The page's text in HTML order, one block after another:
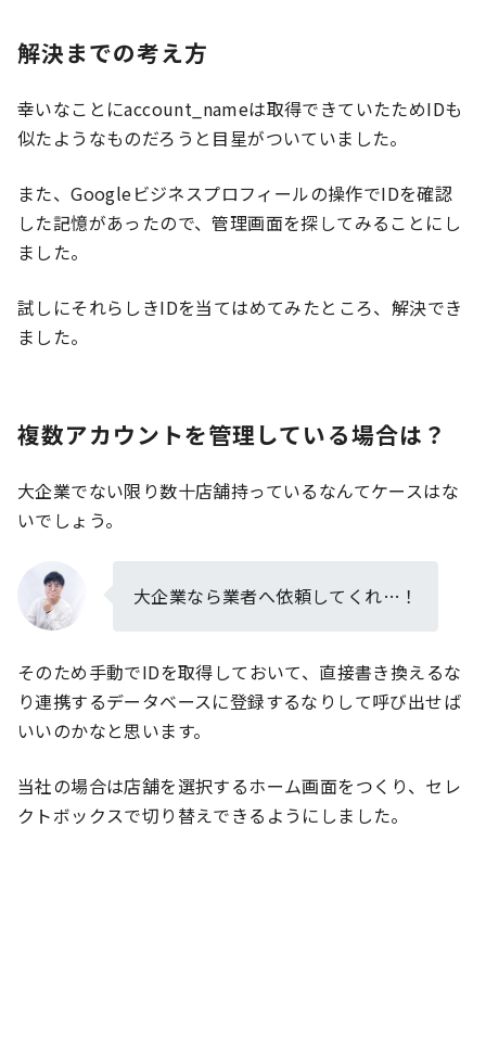
解決までの考え方
幸いなことにaccount_nameは取得できていたためIDも
似たようなものだろうと目星がついていました。
また、Googleビジネスプロフィールの操作でIDを確認
した記憶があったので、管理画面を探してみることにし
ました。
試しにそれらしきIDを当てはめてみたところ、解決でき
ました。
複数アカウントを管理している場合は？
大企業でない限り数十店舗持っているなんてケースはな
いでしょう。
大企業なら業者へ依頼してくれ…！
そのため手動でIDを取得しておいて、直接書き換えるな
り連携するデータベースに登録するなりして呼び出せば
いいのかなと思います。
当社の場合は店舗を選択するホーム画面をつくり、セレ
クトボックスで切り替えできるようにしました。